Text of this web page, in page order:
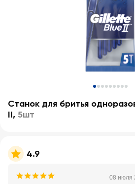
Станок для бритья
II, 5шт
4.9
08 июля